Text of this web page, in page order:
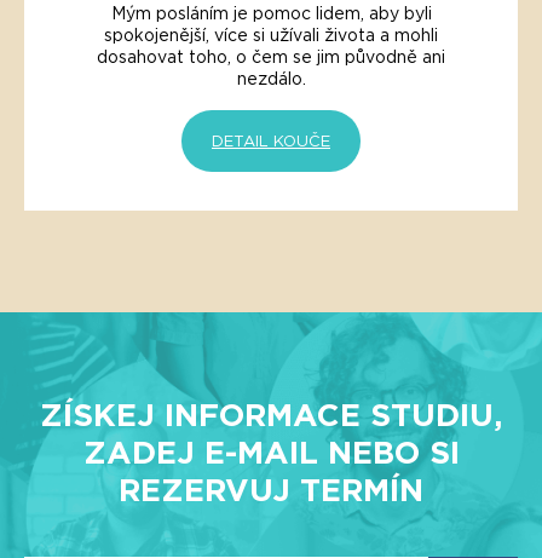
Mým posláním je pomoc lidem, aby byli
spokojenější, více si užívali života a mohli
dosahovat toho, o čem se jim původně ani
nezdálo.
DETAIL KOUČE
ZÍSKEJ INFORMACE STUDIU,
ZADEJ E-MAIL NEBO SI
REZERVUJ TERMÍN